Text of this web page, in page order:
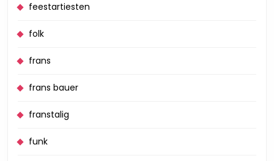
feestartiesten
folk
frans
frans bauer
franstalig
funk